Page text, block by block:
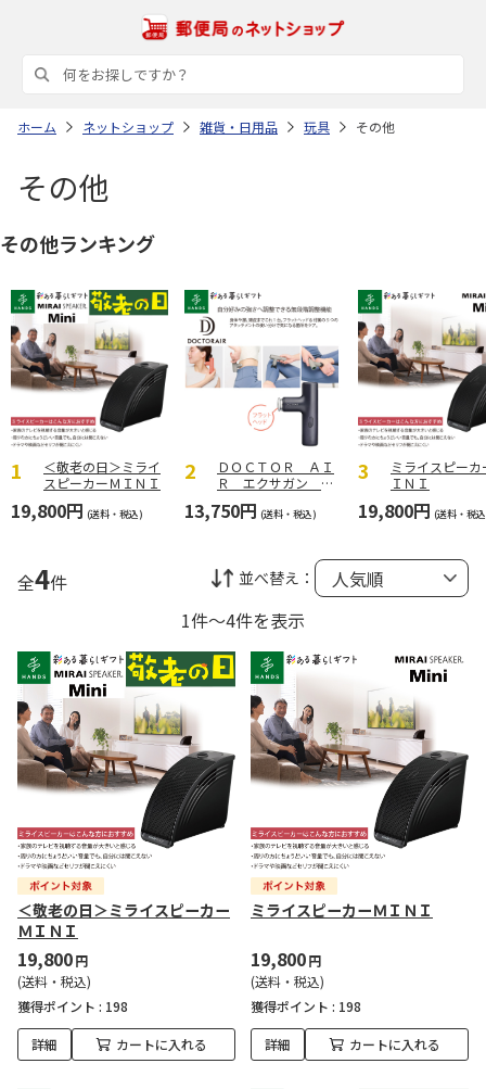
ホーム ネットショップ 雑貨・日用品 玩具 その他
その他
その他ランキング
＜敬老の日＞ミライ
スピーカーＭＩＮＩ
19,800円 (送料・税込)
ＤＯＣＴＯＲ ＡＩ
Ｒ エクサガン Ｌ
ック
13,750円 (送料・税込)
ミライスピーカ
ＩＮＩ
19,800円 (送料・税
全4件 並べ替え：
1件～4件を表示
＜敬老の日＞ミライスピーカー
ＭＩＮＩ
19,800円
(送料・税込)
獲得ポイント : 198
詳細 カートに入れる
ミライスピーカーＭＩＮＩ
19,800円
(送料・税込)
獲得ポイント : 198
詳細 カートに入れる